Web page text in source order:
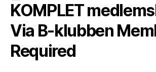
KOMPLET
Via B-klubben
Required